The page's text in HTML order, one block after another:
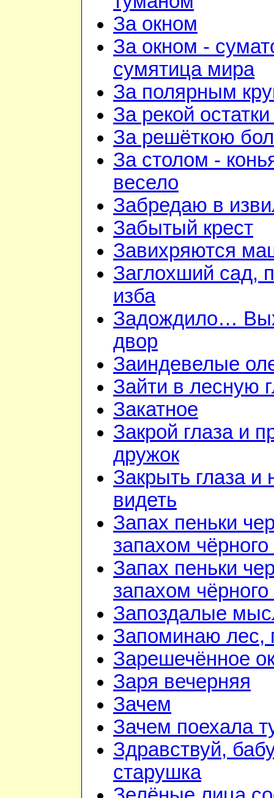
За окном
За окном -
сумятица мира
За полярным
За рекой
За решёткою
За столом -
весело
Забредаю в
Забытый крест
Завихряются
Заглохший сад,
изба
Задождило…
двор
Заиндевелые
Зайти в лесную
Закатное
Закрой глаза и
дружок
Закрыть глаза и
видеть
Запах пеньки
запахом
Запах пеньки
запахом
Запоздалые
Запоминаю лес,
Зарешечённое
Заря вечерняя
Зачем
Зачем поехала
Здравствуй,
старушка